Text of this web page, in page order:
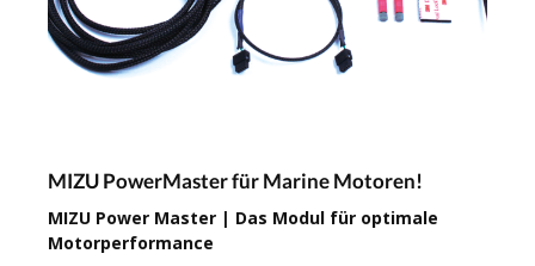
MIZU PowerMaster für Marine Motoren!
MIZU Power Master | Das Modul für optimale
Motorperformance